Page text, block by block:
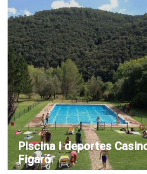
Piscina i deportes
Figaró